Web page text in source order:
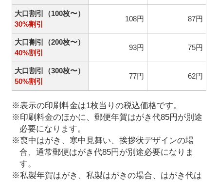
大口割引（100枚〜）
30%割引
108円 87円
大口割引（200枚〜）
40%割引
93円 75円
大口割引（300枚〜）
50%割引
77円 62円
※表示の印刷料金は1枚当りの税込価格です。
※印刷料金のほかに、郵便年賀はがき代85円が別途
必要になります。
※喪中はがき、寒中見舞い、挨拶状デザインの場
合、通常郵便はがき代85円が別途必要になりま
す。
※私製年賀はがき、私製はがきの場合、はがき代は